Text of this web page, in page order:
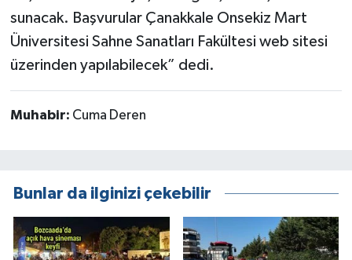
sunacak. Başvurular Çanakkale Onsekiz Mart
Üniversitesi Sahne Sanatları Fakültesi web sitesi
üzerinden yapılabilecek” dedi.
Muhabir: Cuma Deren
Bunlar da ilginizi çekebilir